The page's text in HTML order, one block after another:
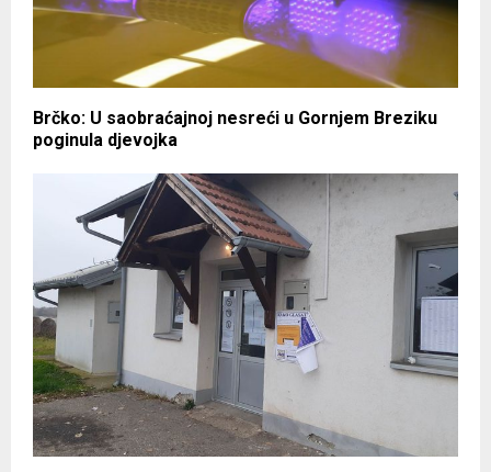
Brčko: U saobraćajnoj nesreći u Gornjem Breziku
poginula djevojka